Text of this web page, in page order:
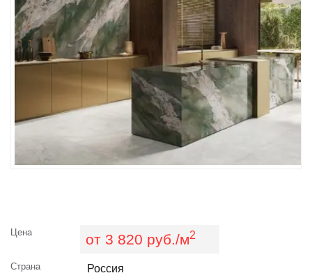
Цена от 3 820 руб./м2
Страна Россия